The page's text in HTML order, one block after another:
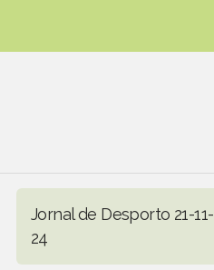
Jornal de Desporto 21-11-
24